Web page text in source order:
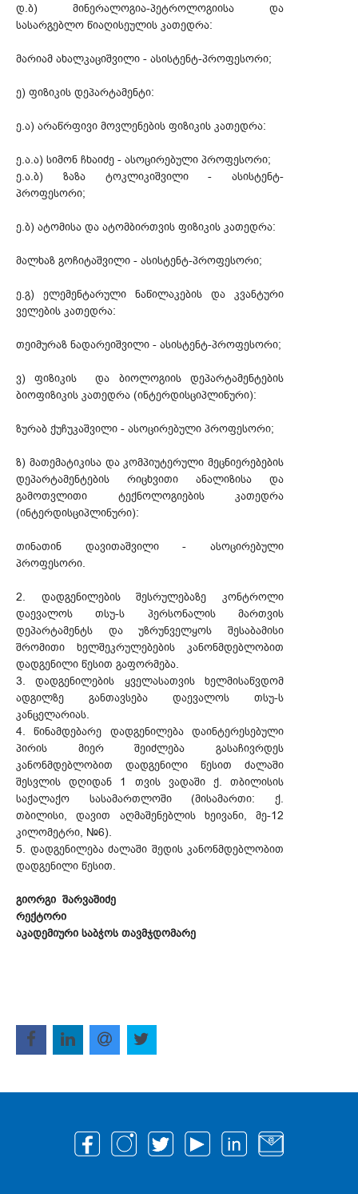
დ.ბ) მინერალოგია-პეტროლოგიისა და
სასარგებლო წიაღისეულის კათედრა:
მარიამ ახალკაციშვილი - ასისტენტ-პროფესორი;
ე) ფიზიკის დეპარტამენტი:
ე.ა) არაწრფივი მოვლენების ფიზიკის კათედრა:
ე.ა.ა) სიმონ ჩხაიძე - ასოცირებული პროფესორი;
ე.ა.ბ) ზაზა ტოკლიკიშვილი - ასისტენტ-
პროფესორი;
ე.ბ) ატომისა და ატომბირთვის ფიზიკის კათედრა:
მალხაზ გოჩიტაშვილი - ასისტენტ-პროფესორი;
ე.გ) ელემენტარული ნაწილაკების და კვანტური
ველების კათედრა:
თეიმურაზ ნადარეიშვილი - ასისტენტ-პროფესორი;
ვ) ფიზიკის და ბიოლოგიის დეპარტამენტების
ბიოფიზიკის კათედრა (ინტერდისციპლინური):
ზურაბ ქუჩუკაშვილი - ასოცირებული პროფესორი;
ზ) მათემატიკისა და კომპიუტერული მეცნიერებების
დეპარტამენტების რიცხვითი ანალიზისა და
გამოთვლითი ტექნოლოგიების კათედრა
(ინტერდისციპლინური):
თინათინ დავითაშვილი - ასოცირებული
პროფესორი.
2. დადგენილების შესრულებაზე კონტროლი
დაევალოს თსუ-ს პერსონალის მართვის
დეპარტამენტს და უზრუნველყოს შესაბამისი
შრომითი ხელშეკრულებების კანონმდებლობით
დადგენილი წესით გაფორმება.
3. დადგენილების ყველასათვის ხელმისაწვდომ
ადგილზე განთავსება დაევალოს თსუ-ს
კანცელარიას.
4. წინამდებარე დადგენილება დაინტერესებული
პირის მიერ შეიძლება გასაჩივრდეს
კანონმდებლობით დადგენილი წესით ძალაში
შესვლის დღიდან 1 თვის ვადაში ქ. თბილისის
საქალაქო სასამართლოში (მისამართი: ქ.
თბილისი, დავით აღმაშენებლის ხეივანი, მე-12
კილომეტრი, №6).
5. დადგენილება ძალაში შედის კანონმდებლობით
დადგენილი წესით.
გიორგი შარვაშიძე
რექტორი
აკადემიური საბჭოს თავმჯდომარე